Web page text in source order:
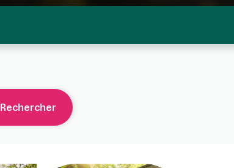
Rechercher